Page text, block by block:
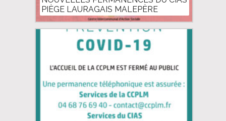
PIÈGE LAURAGAIS MALEPÈRE